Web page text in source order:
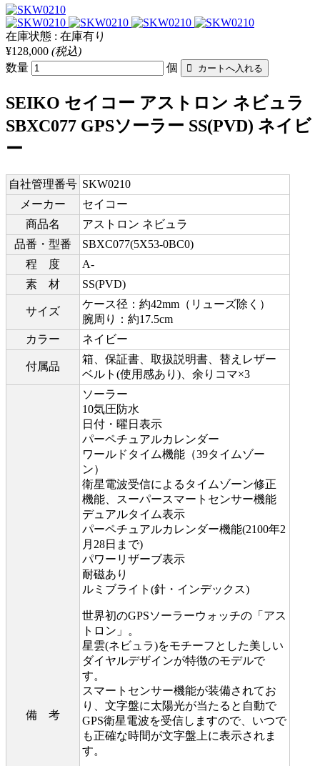
在庫状態 : 在庫有り
¥128,000 (税込)
数量
個
SEIKO セイコー アストロン ネビュラ
SBXC077 GPSソーラー SS(PVD) ネイビ
ー
自社管理番号 SKW0210
メーカー
セイコー
商品名
アストロン ネビュラ
品番・型番
SBXC077(5X53-0BC0)
程 度
A-
素 材
SS(PVD)
サイズ
ケース径：約42mm（リューズ除く）
腕周り：約17.5cm
カラー
ネイビー
付属品
箱、保証書、取扱説明書、替えレザー
ベルト(使用感あり)、余りコマ×3
備 考
ソーラー
10気圧防水
日付・曜日表示
パーペチュアルカレンダー
ワールドタイム機能（39タイムゾー
ン）
衛星電波受信によるタイムゾーン修正
機能、スーパースマートセンサー機能
デュアルタイム表示
パーペチュアルカレンダー機能(2100年2
月28日まで)
パワーリザーブ表示
耐磁あり
ルミブライト(針・インデックス)
世界初のGPSソーラーウォッチの「アス
トロン」。
星雲(ネビュラ)をモチーフとした美しい
ダイヤルデザインが特徴のモデルで
す。
スマートセンサー機能が装備されてお
り、文字盤に太陽光が当たると自動で
GPS衛星電波を受信しますので、いつで
も正確な時間が文字盤上に表示されま
す。